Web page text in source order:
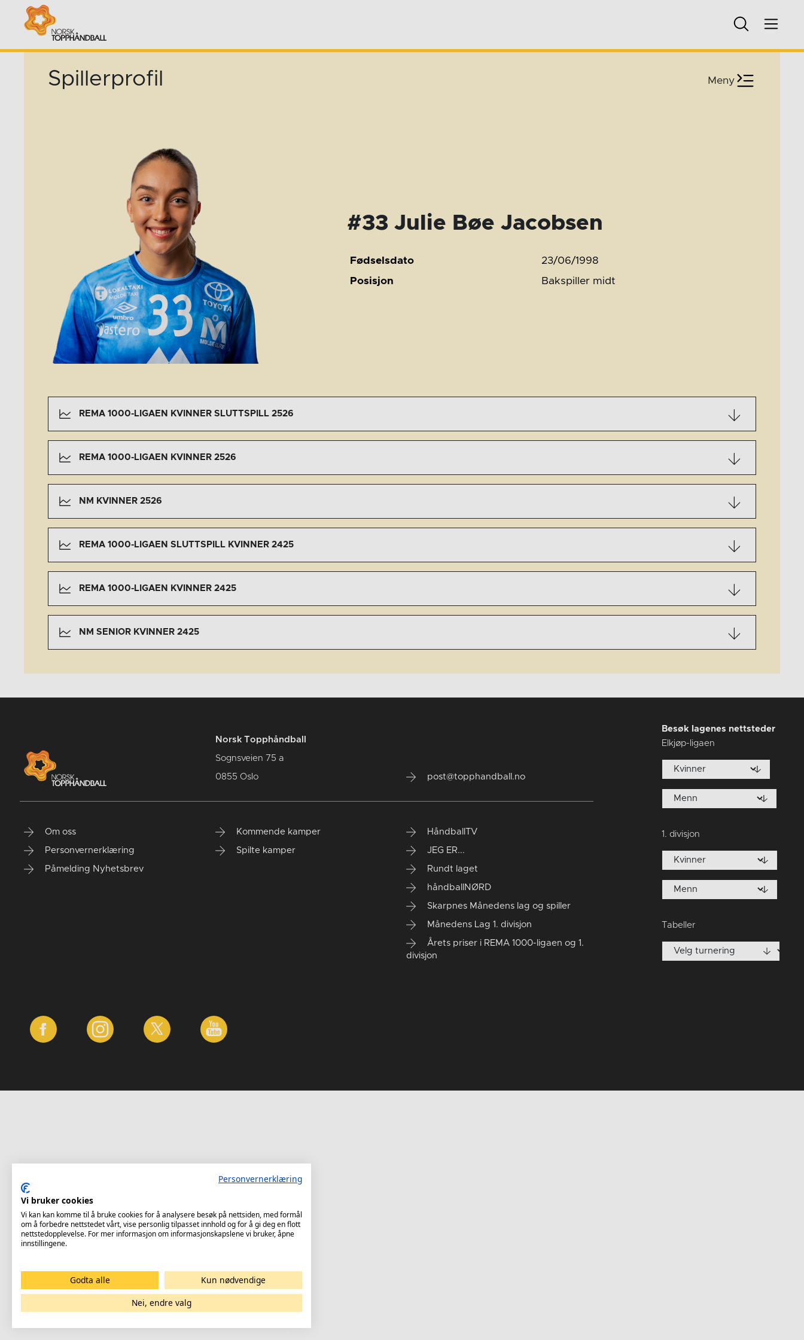
Spillerprofil Meny
#33 Julie Bøe Jacobsen
Fødselsdato
23/06/1998
Posisjon
Bakspiller midt
REMA 1000-LIGAEN KVINNER SLUTTSPILL 2526
REMA 1000-LIGAEN KVINNER 2526
NM KVINNER 2526
REMA 1000-LIGAEN SLUTTSPILL KVINNER 2425
REMA 1000-LIGAEN KVINNER 2425
NM SENIOR KVINNER 2425
Norsk Topphåndball
Sognsveien 75 a
0855 Oslo post@topphandball.no
Om oss
Personvernerklæring
Påmelding Nyhetsbrev
Kommende kamper
Spilte kamper
HåndballTV
JEG ER...
Rundt laget
håndballNØRD
Skarpnes Månedens lag og spiller
Månedens Lag 1. divisjon
Årets priser i REMA 1000-ligaen og 1.
divisjon
Besøk lagenes nettsteder
Elkjøp-ligaen
1. divisjon
Tabeller
Personvernerklæring
Vi bruker cookies
Vi kan kan komme til å bruke cookies for å analysere besøk på nettsiden, med formål
om å forbedre nettstedet vårt, vise personlig tilpasset innhold og for å gi deg en flott
nettstedopplevelse. For mer informasjon om informasjonskapslene vi bruker, åpne
innstillingene.
Godta alle
Kun nødvendige
Nei, endre valg